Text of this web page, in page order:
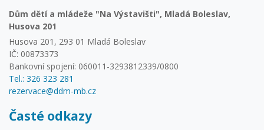
Dům dětí a mládeže "Na Výstavišti", Mladá Boleslav,
Husova 201
Husova 201, 293 01 Mladá Boleslav
IČ: 00873373
Bankovní spojení: 060011-3293812339/0800
Tel.: 326 323 281
rezervace@ddm-mb.cz
Časté odkazy